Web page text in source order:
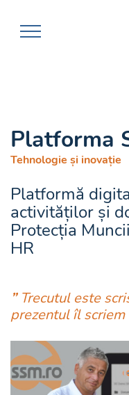
Platforma
Tehnologie și inovație
Platformă
activităților și
Protecția
HR
”Trecutul este
prezentul îl